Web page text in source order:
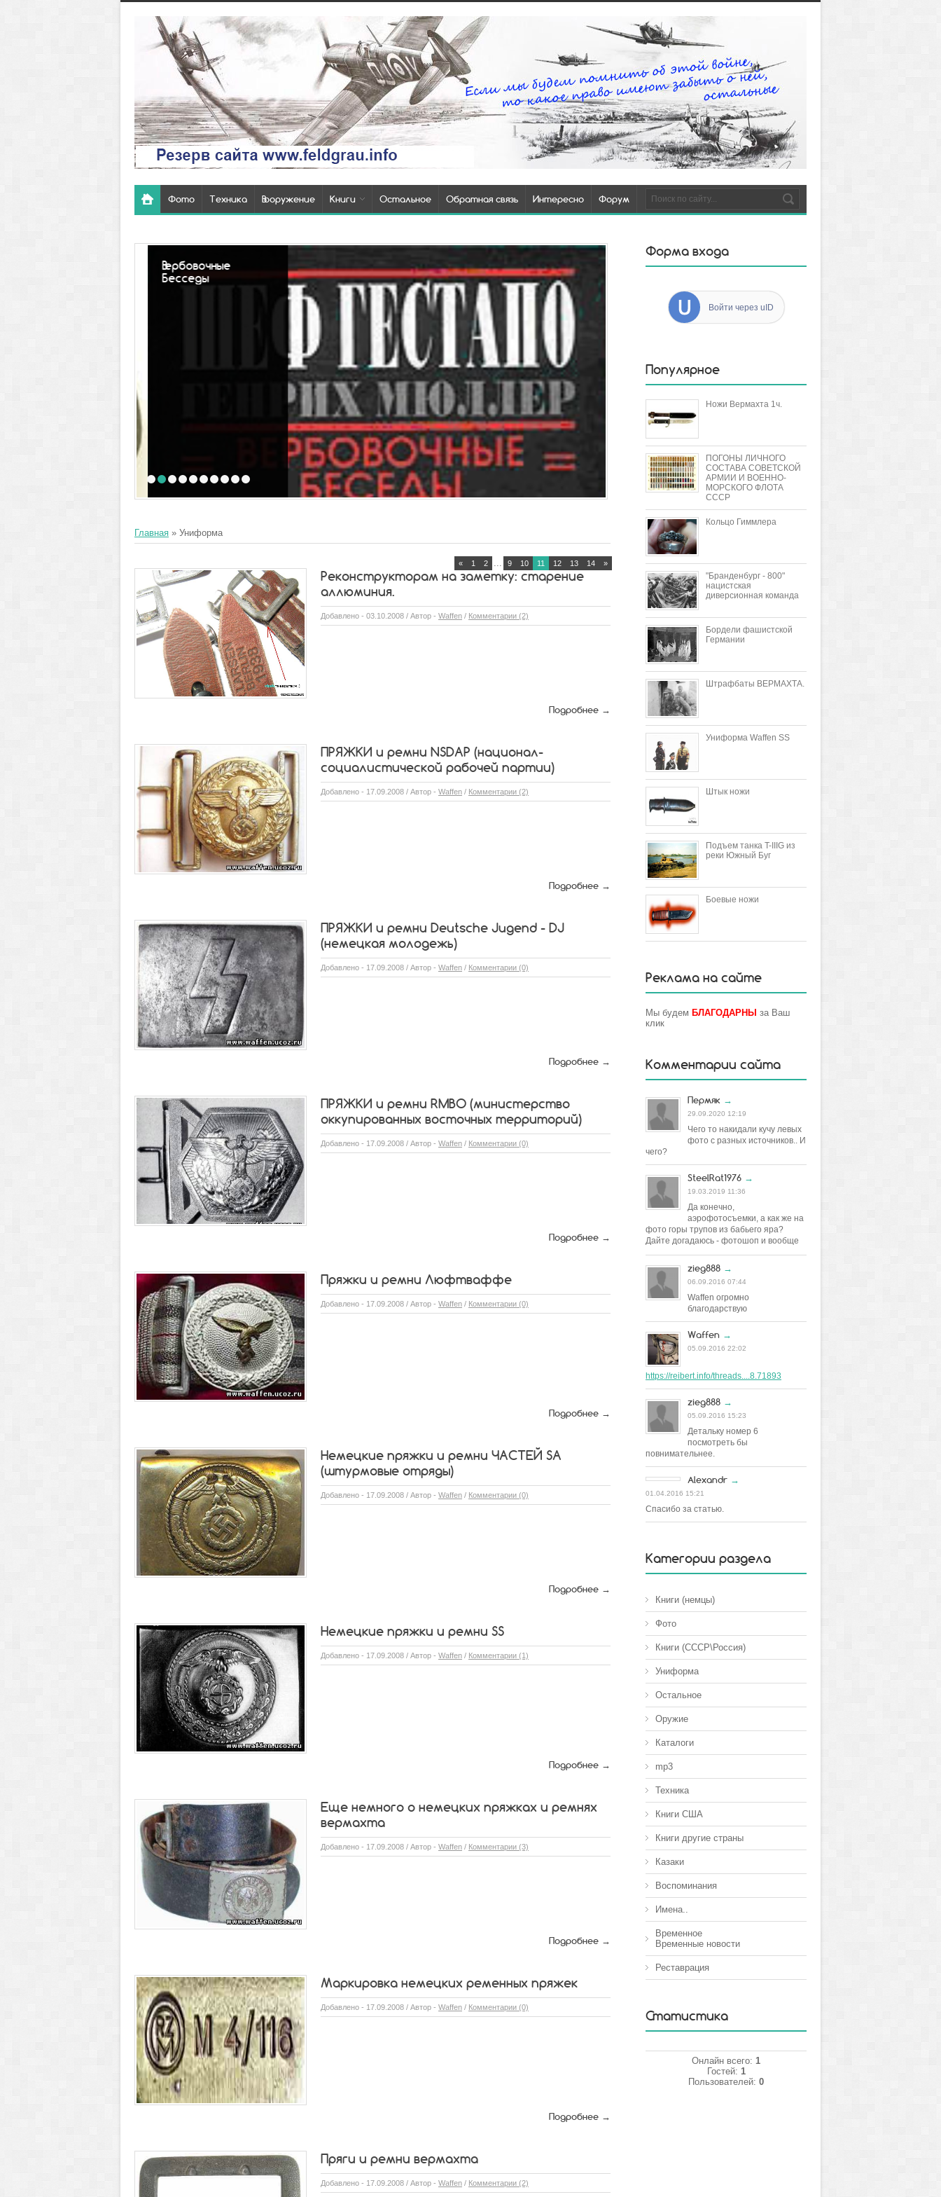
Фото Техника Вооружение Книги Остальное Обратная связь Интересно Форум
Вербовочные
Бесседы
Так выглядели
1 2 3 4 5 6 7 8 9
Главная » Униформа
« 1 2 9 10 11 12 13 14 »
Реконструкторам на заметку: старение
аллюминия.
Добавлено - 03.10.2008 / Автор - Waffen / Комментарии (2)
Подробнее →
ПРЯЖКИ и ремни NSDAP (национал-
социалистической рабочей партии)
Добавлено - 17.09.2008 / Автор - Waffen / Комментарии (2)
Подробнее →
ПРЯЖКИ и ремни Deutsche Jugend - DJ
(немецкая молодежь)
Добавлено - 17.09.2008 / Автор - Waffen / Комментарии (0)
Подробнее →
ПРЯЖКИ и ремни RMBO (министерство
оккупированных восточных территорий)
Добавлено - 17.09.2008 / Автор - Waffen / Комментарии (0)
Подробнее →
Пряжки и ремни Люфтваффе
Добавлено - 17.09.2008 / Автор - Waffen / Комментарии (0)
Подробнее →
Немецкие пряжки и ремни ЧАСТЕЙ SA
(штурмовые отряды)
Добавлено - 17.09.2008 / Автор - Waffen / Комментарии (0)
Подробнее →
Немецкие пряжки и ремни SS
Добавлено - 17.09.2008 / Автор - Waffen / Комментарии (1)
Подробнее →
Еще немного о немецких пряжках и ремнях
вермахта
Добавлено - 17.09.2008 / Автор - Waffen / Комментарии (3)
Подробнее →
Маркировка немецких ременных пряжек
Добавлено - 17.09.2008 / Автор - Waffen / Комментарии (0)
Подробнее →
Пряги и ремни вермахта
Добавлено - 17.09.2008 / Автор - Waffen / Комментарии (2)
Форма входа
Войти через uID
Популярное
Ножи Вермахта 1ч.
ПОГОНЫ ЛИЧНОГО
СОСТАВА СОВЕТСКОЙ
АРМИИ И ВОЕННО-
МОРСКОГО ФЛОТА
СССР
Кольцо Гиммлера
"Бранденбург - 800"
нацистская
диверсионная команда
Бордели фашистской
Германии
Штрафбаты ВЕРМАХТА.
Униформа Waffen SS
Штык ножи
Подъем танка T-IIIG из
реки Южный Буг
Боевые ножи
Реклама на сайте
Мы будем БЛАГОДАРНЫ за Ваш
клик
Комментарии сайта
Пермяк →
29.09.2020 12:19
Чего то накидали кучу левых
фото с разных источников.. И
чего?
SteelRat1976 →
19.03.2019 11:36
Да конечно,
аэрофотосъемки, а как же на
фото горы трупов из бабьего яра?
Дайте догадаюсь - фотошоп и вообще
zieg888 →
06.09.2016 07:44
Waffen огромно
благодарствую
Waffen →
05.09.2016 22:02
https://reibert.info/threads....8.71893
zieg888 →
05.09.2016 15:23
Детальку номер 6
посмотреть бы
повнимательнее.
Alexandr →
01.04.2016 15:21
Спасибо за статью.
Категории раздела
Книги (немцы)
Фото
Книги (СССР\Россия)
Униформа
Остальное
Оружие
Каталоги
mp3
Техника
Книги США
Книги другие страны
Казаки
Воспоминания
Имена..
Временное
Временные новости
Реставрация
Статистика
Онлайн всего: 1
Гостей: 1
Пользователей: 0